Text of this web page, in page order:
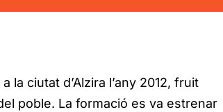
la ciutat d’Alzira l’any 2012, fruit
poble. La formació es va estrenar